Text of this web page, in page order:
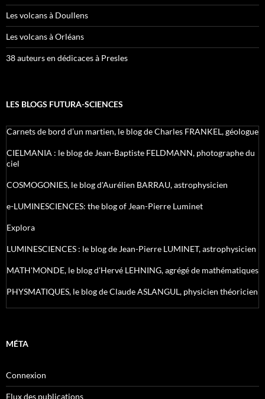
Les volcans à Doullens
Les volcans à Orléans
38 auteurs en dédicaces à Presles
LES BLOGS FUTURA-SCIENCES
Carnets de bord d’un martien, le blog de Charles FRANKEL, géologue
CIELMANIA : le blog de Jean-Baptiste FELDMANN, photographe du
ciel
COSMOGONIES, le blog d'Aurélien BARRAU, astrophysicien
e-LUMINESCIENCES: the blog of Jean-Pierre Luminet
Explora
LUMINESCIENCES : le blog de Jean-Pierre LUMINET, astrophysicien
MATH'MONDE, le blog d'Hervé LEHNING, agrégé de mathématiques
PHYSMATIQUES, le blog de Claude ASLANGUL, physicien théoricien
MÉTA
Connexion
Flux des publications